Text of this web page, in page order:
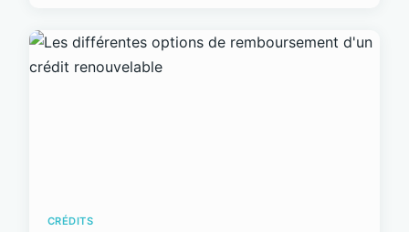
CRÉDITS